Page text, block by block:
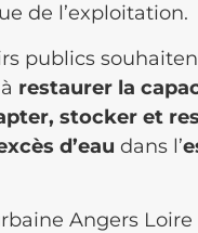
de l’exploitation.
publics
restaurer la
stocker et
d’eau dans l’
Angers